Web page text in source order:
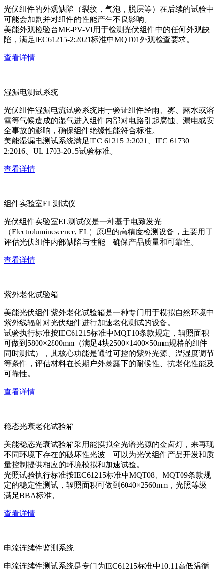
光伏组件的外观缺陷（裂纹，气泡，脱层等）在后续的试验中
可能会加剧并对组件的性能产生不良影响。
美能外观检验台ME-PV-VI用于检测光伏组件中的任何外观缺
陷，满足IEC61215-2:2021标准中MQT01外观检查要求。
查看详情
湿漏电测试系统
光伏组件湿漏电流试验系统用于验证组件经雨、雾、露水或溶
雪等气候造成的湿气进入组件内部对电路引起腐蚀、漏电或安
全事故的影响，确保组件绝缘性能符合标准。
美能湿漏电测试系统满足IEC 61215-2:2021、IEC 61730-
2:2016、UL 1703-2015试验标准。
查看详情
组件实验室EL测试仪
光伏组件实验室EL测试仪是一种基于电致发光
（Electroluminescence, EL）原理的高精度检测设备，主要用于
评估光伏组件内部缺陷与性能，确保产品质量和可靠性。
查看详情
紫外老化试验箱
美能光伏组件紫外老化试验箱是一种专门用于模拟自然环境中
紫外线辐射对光伏组件进行加速老化测试的设备。
试验执行标准按IEC61215标准中MQT10条款规定，辐照面积
可做到5800×2800mm（满足4块2500×1400×50mm规格的组件
同时测试），其核心功能是通过可控的紫外光源、温湿度调节
等条件，评估材料在长期户外暴露下的耐候性、抗老化性能及
可靠性。
查看详情
稳态光衰老化试验箱
美能稳态光衰试验箱采用能摸拟全光谱光源的金卤灯，来再现
不同环境下存在的破坏性光波，可以为光伏组件产品开发和质
量控制提供相应的环境模拟和加速试验。
光照试验执行标准按IEC61215标准中MQT08、MQT09条款规
定的稳定性测试，辐照面积可做到6040×2560mm，光照等级
满足BBA标准。
查看详情
电流连续性监测系统
电流连续性测试系统是专门为IEC61215标准中10.11高低温循